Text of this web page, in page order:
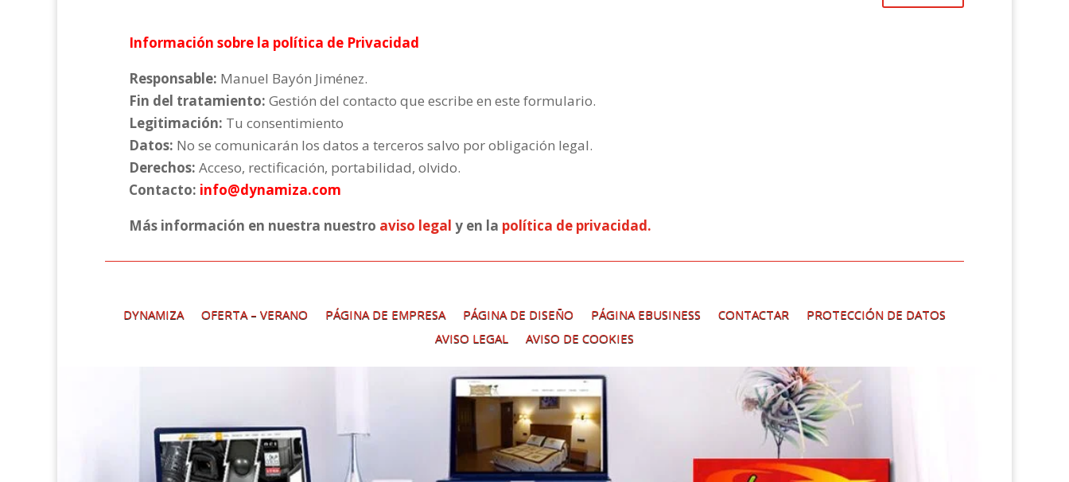
Información sobre la política de Privacidad
Responsable: Manuel Bayón Jiménez.
Fin del tratamiento: Gestión del contacto que escribe en este formulario.
Legitimación: Tu consentimiento
Datos: No se comunicarán los datos a terceros salvo por obligación legal.
Derechos: Acceso, rectificación, portabilidad, olvido.
Contacto: info@dynamiza.com
Más información en nuestra nuestro aviso legal y en la política de privacidad.
DYNAMIZA OFERTA – VERANO PÁGINA DE EMPRESA PÁGINA DE DISEÑO PÁGINA EBUSINESS CONTACTAR
PROTECCIÓN DE DATOS
AVISO LEGAL
AVISO DE COOKIES